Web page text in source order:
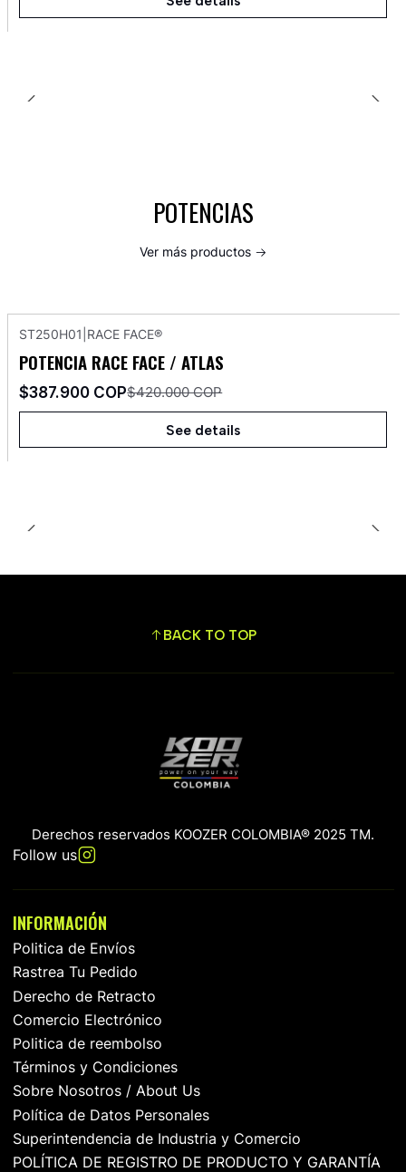
POTENCIAS
Ver más productos
Agotado
ST250H01 RACE FACE®
POTENCIA RACE FACE / ATLAS
$387.900 COP$420.000 COP
See details
BACK TO TOP
Derechos reservados KOOZER COLOMBIA® 2025 TM.
Follow us
INFORMACIÓN
Politica de Envíos
Rastrea Tu Pedido
Derecho de Retracto
Comercio Electrónico
Politica de reembolso
Términos y Condiciones
Sobre Nosotros / About Us
Política de Datos Personales
Superintendencia de Industria y Comercio
POLÍTICA DE REGISTRO DE PRODUCTO Y GARANTÍA